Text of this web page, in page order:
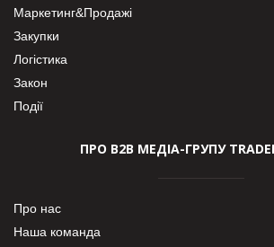
Маркетинг&Продажі
Закупки
Логістика
Закон
Події
ПРО В2В МЕДІА-ГРУПУ
Про нас
Наша команда